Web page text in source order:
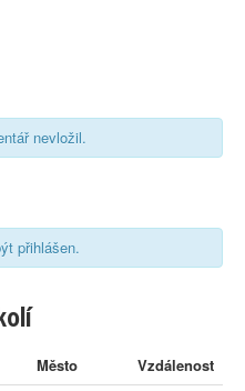
nevložil.
přihlášen.
Město
Vzdálenost